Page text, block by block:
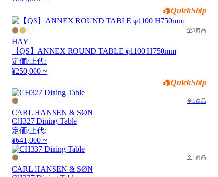
QuickShip
全3商品
HAY
【QS】ANNEX ROUND TABLE φ1100 H750mm
定価/上代:
¥250,000 ~
QuickShip
全1商品
CARL HANSEN & SØN
CH327 Dining Table
定価/上代:
¥641,000 ~
全1商品
CARL HANSEN & SØN